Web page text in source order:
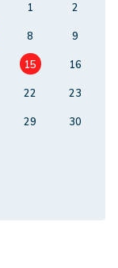
1
2
8
9
15
16
22
23
29
30